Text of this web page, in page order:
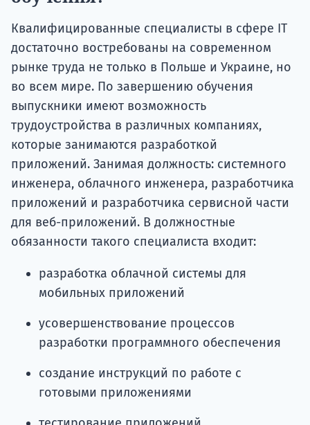
Квалифицированные специалисты в сфере IТ
достаточно востребованы на современном
рынке труда не только в Польше и Украине, но
во всем мире. По завершению обучения
выпускники имеют возможность
трудоустройства в различных компаниях,
которые занимаются разработкой
приложений. Занимая должность: системного
инженера, облачного инженера, разработчика
приложений и разработчика сервисной части
для веб-приложений. В должностные
обязанности такого специалиста входит:
разработка облачной системы для
мобильных приложений
усовершенствование процессов
разработки программного обеспечения
создание инструкций по работе с
готовыми приложениями